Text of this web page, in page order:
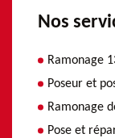
Nos
Ramonage
Poseur et
Ramonage
Pose et